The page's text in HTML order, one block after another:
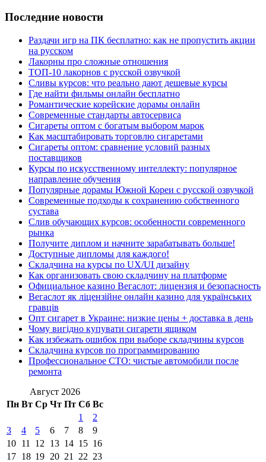
Последние новости
Раздачи игр на ПК бесплатно: как не пропустить акции
на русском
Лакорны про сложные отношения
ТОП-10 лакорнов с русской озвучкой
Сливы курсов: что реально дают дешевые курсы
Где найти фильмы онлайн бесплатно
Романтические корейские дорамы онлайн
Современные стандарты автосервиса
Сигареты оптом с богатым выбором марок
Как масштабировать торговлю сигаретами
Сигареты оптом: сравнение условий разных
поставщиков
Курсы по искусственному интеллекту: популярное
направление обучения
Популярные дорамы Южной Кореи с русской озвучкой
Современные подходы к сохранению собственного
сустава
Слив обучающих курсов: особенности современного
рынка
Получите диплом и начните зарабатывать больше!
Доступные дипломы для каждого!
Складчина на курсы по UX/UI дизайну
Как организовать свою складчину на платформе
Официальное казино Вегаслот: лицензия и безопасность
Вегаслот як ліцензійне онлайн казино для українських
гравців
Опт сигарет в Украине: низкие цены + доставка в день
Чому вигідно купувати сигарети ящиком
Как избежать ошибок при выборе складчины курсов
Складчина курсов по программированию
Профессиональное СТО: чистые автомобили после
ремонта
Август 2026
Пн Вт Ср Чт Пт Сб Вс
1
2
3
4 5 6 7 8
9
10 11 12 13 14 15 16
17 18 19 20 21 22 23